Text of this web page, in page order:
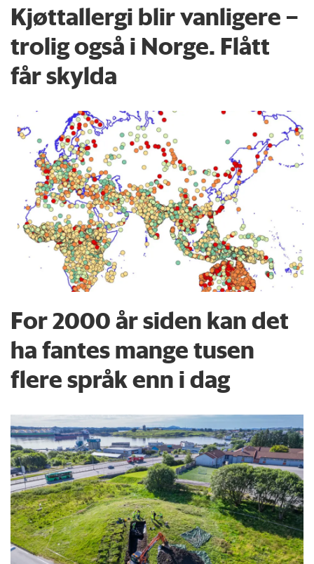
Kjøttallergi blir vanligere –
trolig også i Norge. Flått
får skylda
For 2000 år siden kan det
ha fantes mange tusen
flere språk enn i dag